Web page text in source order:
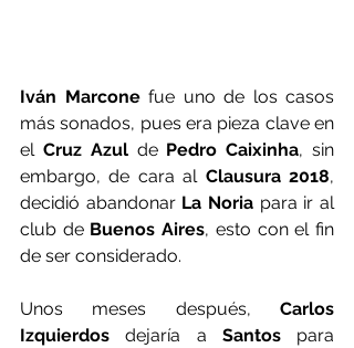
Iván Marcone fue uno de los casos
más sonados, pues era pieza clave en
el Cruz Azul de Pedro Caixinha, sin
embargo, de cara al Clausura 2018,
decidió abandonar La Noria para ir al
club de Buenos Aires, esto con el fin
de ser considerado.
Unos meses después, Carlos
Izquierdos dejaría a Santos para